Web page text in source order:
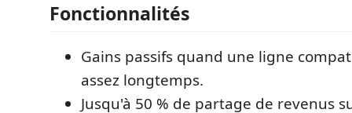
Fonctionnalités
Gains passifs quand une ligne
assez longtemps.
Jusqu'à 50 % de partage de revenus